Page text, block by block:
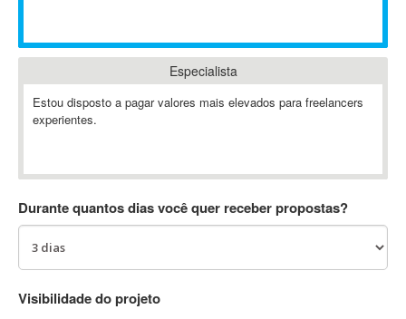
Abstract
Abstract Window Toolkit (AWT)
Absynth
AC Drives
ACDSee
Acrobat X
Especialista
Estou disposto a pagar valores mais elevados para freelancers
experientes.
Durante quantos dias você quer receber propostas?
Visibilidade do projeto